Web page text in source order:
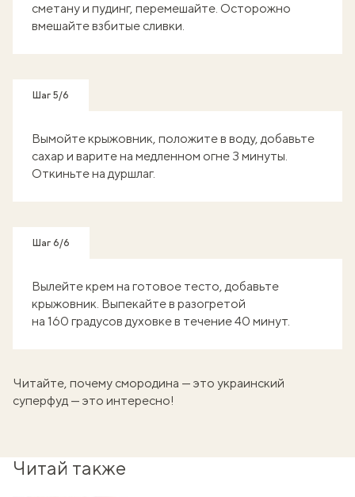
сметану и пудинг, перемешайте. Осторожно
вмешайте взбитые сливки.
Шаг 5/6
Вымойте крыжовник, положите в воду, добавьте
сахар и варите на медленном огне 3 минуты.
Откиньте на дуршлаг.
Шаг 6/6
Вылейте крем на готовое тесто, добавьте
крыжовник. Выпекайте в разогретой
на 160 градусов духовке в течение 40 минут.
Читайте, почему смородина — это украинский
суперфуд — это интересно!
Читай также